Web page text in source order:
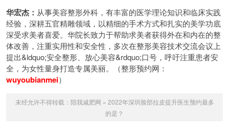
华宏杰： 从事美容整形外科，有丰富的医学理论知识和临床实践
经验，深耕五官精雕领域，以精细的手术方式和扎实的美学功底
深受求美者喜爱。华院长致力于帮助求美者获得外在和内在的整
体改善，注重实用性和安全性，多次在整形美容技术交流会议上
提出&ldquo;安全整形、放心美容&rdquo;口号，呼吁注重患者安
全，为女性量身打造专属美丽。（整形预约网：
wuyoubianmei）
未经允许不得转载： 陪我减肥网 » 2022年深圳脸部拉皮提升医生预约最多
的是？